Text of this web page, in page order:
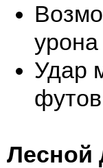
урона
Удар
футов
Лесной